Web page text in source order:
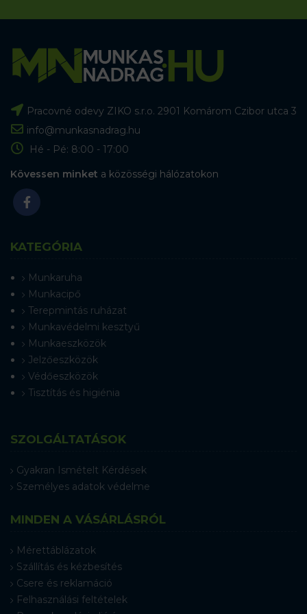
Pracovné odevy ZIKO s.r.o. 2901 Komárom Czibor utca 3
info@munkasnadrag.hu
Hé - Pé: 8:00 - 17:00
Kövessen minket a közösségi hálózatokon
KATEGÓRIA
Munkaruha
Munkacipő
Terepmintás ruházat
Munkavédelmi kesztyű
Munkaeszközök
Jelzőeszközök
Védőeszközök
Tisztítás és higiénia
SZOLGÁLTATÁSOK
Gyakran Ismételt Kérdések
Személyes adatok védelme
MINDEN A VÁSÁRLÁSRÓL
Mérettáblázatok
Szállítás és kézbesítés
Csere és reklamáció
Felhasználási feltételek